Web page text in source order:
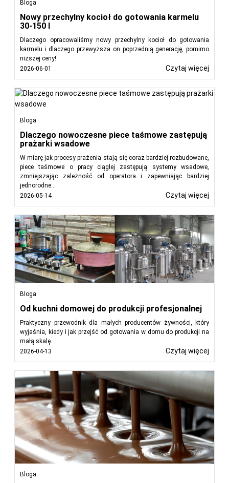
Bloga
Nowy przechylny kocioł do gotowania karmelu
30-150 l
Dlaczego opracowaliśmy nowy przechylny kocioł do gotowania
karmelu i dlaczego przewyższa on poprzednią generację, pomimo
niższej ceny!
2026-06-01
Czytaj więcej
Bloga
Dlaczego nowoczesne piece taśmowe zastępują
prażarki wsadowe
W miarę jak procesy prażenia stają się coraz bardziej rozbudowane,
piece taśmowe o pracy ciągłej zastępują systemy wsadowe,
zmniejszając zależność od operatora i zapewniając bardziej
jednorodne...
2026-05-14
Czytaj więcej
Bloga
Od kuchni domowej do produkcji profesjonalnej
Praktyczny przewodnik dla małych producentów żywności, który
wyjaśnia, kiedy i jak przejść od gotowania w domu do produkcji na
małą skalę.
2026-04-13
Czytaj więcej
Bloga